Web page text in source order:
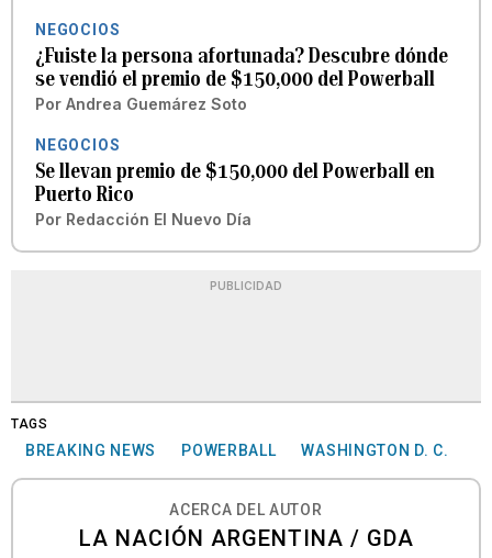
NEGOCIOS
¿Fuiste la persona afortunada? Descubre dónde
se vendió el premio de $150,000 del Powerball
Por Andrea Guemárez Soto
NEGOCIOS
Se llevan premio de $150,000 del Powerball en
Puerto Rico
Por Redacción El Nuevo Día
PUBLICIDAD
TAGS
BREAKING NEWS POWERBALL WASHINGTON D. C.
ACERCA DEL AUTOR
LA NACIÓN ARGENTINA / GDA